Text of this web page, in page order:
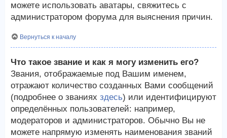
можете использовать аватары, свяжитесь с
администратором форума для выяснения причин.
Вернуться к началу
Что такое звание и как я могу изменить его?
Звания, отображаемые под Вашим именем,
отражают количество созданных Вами сообщений
(подробнее о званиях здесь) или идентифицируют
определённых пользователей: например,
модераторов и администраторов. Обычно Вы не
можете напрямую изменять наименования званий